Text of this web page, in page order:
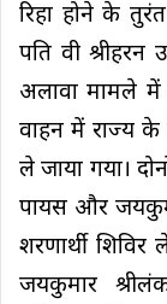
रिहा होने के
पति वी
अलावा मामले में
वाहन में राज्य के
ले जाया गया।
पायस और
शरणार्थी
जयकुमार